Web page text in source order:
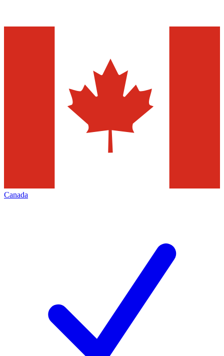
Canada